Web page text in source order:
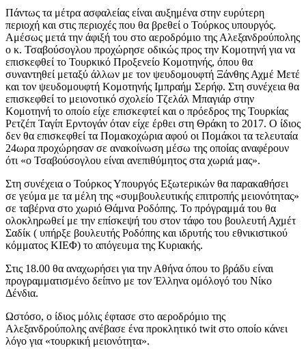
Πάντως τα μέτρα ασφαλείας είναι αυξημένα στην ευρύτερη
περιοχή και στις περιοχές που θα βρεθεί ο Τούρκος υπουργός.
Αμέσως μετά την άφιξή του στο αεροδρόμιο της Αλεξανδρούπολης
ο κ. Τσαβούσογλου προχώρησε οδικώς προς την Κομοτηνή για να
επισκεφθεί το Τουρκικό Προξενείο Κομοτηνής, όπου θα
συναντηθεί μεταξύ άλλων με τον ψευδομουφτή Ξάνθης Αχμέ Μετέ
και τον ψευδομουφτή Κομοτηνής Ιμπραήμ Σερήφ. Στη συνέχεια θα
επισκεφθεί το μειονοτικό σχολείο Τζελάλ Μπαγιάρ στην
Κομοτηνή το οποίο είχε επισκεφτεί και ο πρόεδρος της Τουρκίας
Ρετζέπ Ταγίπ Ερντογάν όταν είχε έρθει στη Θράκη το 2017. Ο ίδιος
δεν θα επισκεφθεί τα Πομακοχώρια αφού οι Πομάκοι τα τελευταία
24ωρα προχώρησαν σε ανακοίνωση μέσω της οποίας αναφέρουν
ότι «ο Τσαβούσογλου είναι ανεπιθύμητος στα χωριά μας».
Στη συνέχεια ο Τούρκος Υπουργός Εξωτερικών θα παρακαθήσει
σε γεύμα με τα μέλη της «συμβουλευτικής επιτροπής μειονότητας»
σε ταβέρνα στο χωριό Θάμνα Ροδόπης. Το πρόγραμμά του θα
ολοκληρωθεί με την επίσκεψή του στον τάφο του βουλευτή Αχμέτ
Σαδίκ ( υπήρξε βουλευτής Ροδόπης και ιδρυτής του εθνικιστικού
κόμματος ΚΙΕΦ) το απόγευμα της Κυριακής.
Στις 18.00 θα αναχωρήσει για την Αθήνα όπου το βράδυ είναι
προγραμματισμένο δείπνο με τον Έλληνα ομόλογό του Νίκο
Δένδια.
Ωστόσο, ο ίδιος μόλις έφτασε στο αεροδρόμιο της
Αλεξανδρούπολης ανέβασε ένα προκλητικό twit στο οποίο κάνει
λόγο για «τουρκική μειονότητα».